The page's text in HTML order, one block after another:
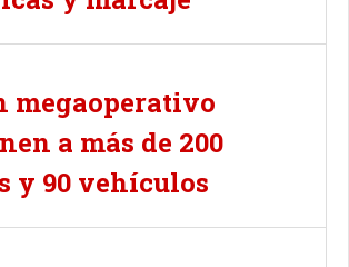
megaoperativo
a más de 200
y 90 vehículos